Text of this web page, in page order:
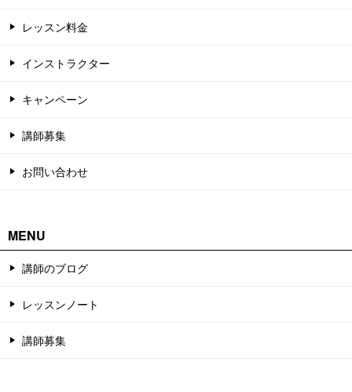
レッスン料金
インストラクター
キャンペーン
講師募集
お問い合わせ
MENU
講師のブログ
レッスンノート
講師募集